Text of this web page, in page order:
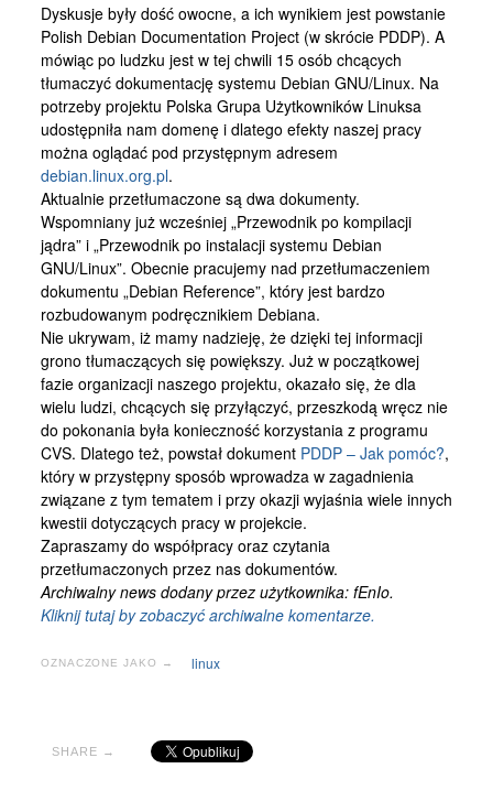
Dyskusje były dość owocne, a ich wynikiem jest powstanie
Polish Debian Documentation Project (w skrócie PDDP). A
mówiąc po ludzku jest w tej chwili 15 osób chcących
tłumaczyć dokumentację systemu Debian GNU/Linux. Na
potrzeby projektu Polska Grupa Użytkowników Linuksa
udostępniła nam domenę i dlatego efekty naszej pracy
można oglądać pod przystępnym adresem
debian.linux.org.pl.
Aktualnie przetłumaczone są dwa dokumenty.
Wspomniany już wcześniej „Przewodnik po kompilacji
jądra” i „Przewodnik po instalacji systemu Debian
GNU/Linux”. Obecnie pracujemy nad przetłumaczeniem
dokumentu „Debian Reference”, który jest bardzo
rozbudowanym podręcznikiem Debiana.
Nie ukrywam, iż mamy nadzieję, że dzięki tej informacji
grono tłumaczących się powiększy. Już w początkowej
fazie organizacji naszego projektu, okazało się, że dla
wielu ludzi, chcących się przyłączyć, przeszkodą wręcz nie
do pokonania była konieczność korzystania z programu
CVS. Dlatego też, powstał dokument PDDP – Jak pomóc?,
który w przystępny sposób wprowadza w zagadnienia
związane z tym tematem i przy okazji wyjaśnia wiele innych
kwestii dotyczących pracy w projekcie.
Zapraszamy do współpracy oraz czytania
przetłumaczonych przez nas dokumentów.
Archiwalny news dodany przez użytkownika: fEnIo.
Kliknij tutaj by zobaczyć archiwalne komentarze.
OZNACZONE JAKO → linux
SHARE →